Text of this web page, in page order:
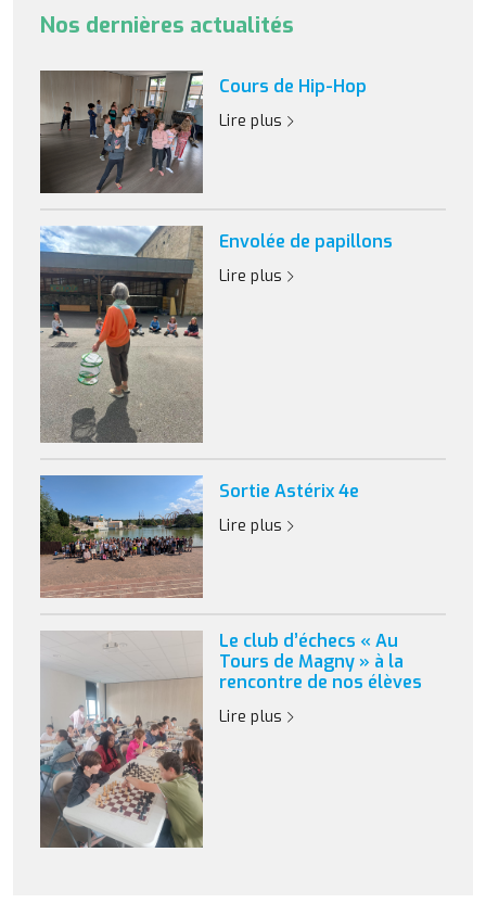
Nos dernières actualités
Cours de Hip-Hop
Lire plus
Envolée de papillons
Lire plus
Sortie Astérix 4e
Lire plus
Le club d’échecs « Au
Tours de Magny » à la
rencontre de nos élèves
Lire plus